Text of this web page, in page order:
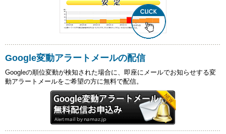
Google変動アラートメールの配信
Googleの順位変動が検知された場合に、即座にメールでお知らせする変
動アラートメールをご希望の方に無料で配信。